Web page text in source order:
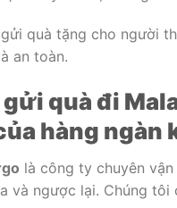
quà tặng cho người
an toàn.
quà đi
hàng ngàn
là công ty chuyên
và ngược lại. Chúng tôi